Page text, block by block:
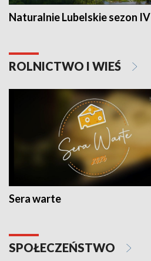
Naturalnie Lubelskie sezon IV
ROLNICTWO I WIEŚ
Sera warte
SPOŁECZEŃSTWO